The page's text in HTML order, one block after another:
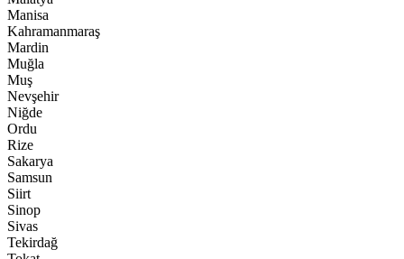
Manisa
Kahramanmaraş
Mardin
Muğla
Muş
Nevşehir
Niğde
Ordu
Rize
Sakarya
Samsun
Siirt
Sinop
Sivas
Tekirdağ